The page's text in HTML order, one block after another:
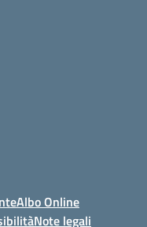
Albo Online
Note legali